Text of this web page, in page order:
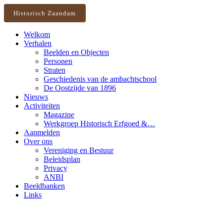
Historisch Zaandam
Welkom
Verhalen
Beelden en Objecten
Personen
Straten
Geschiedenis van de ambachtschool
De Oostzijde van 1896
Nieuws
Activiteiten
Magazine
Werkgroep Historisch Erfgoed &…
Aanmelden
Over ons
Vereniging en Bestuur
Beleidsplan
Privacy
ANBI
Beeldbanken
Links